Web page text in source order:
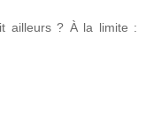
ailleurs ? À la limite :